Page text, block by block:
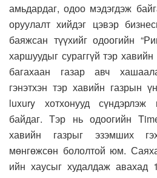
амьдардаг, одоо мэдэгдэж
оруулалт хийдэг цэвэр
баяжсан түүхийг одоогийн
харшуудыг сураггүй тэр
багахаан газар авч
гэнэтхэн тэр хавийн газрын
luxury хотхонууд сүндэрлэж
байдаг. Тэр нь одоогийн
хавийн газрыг эзэмших
мөнгөжсөн бололтой юм.
ийн хаусыг худалдаж авахад